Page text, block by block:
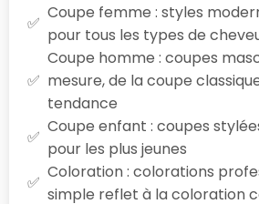
Coupe femme : styles
pour tous les types de
Coupe homme : coupes
mesure, de la coupe
tendance
Coupe enfant : coupes
pour les plus jeunes
Coloration : colorations
simple reflet à la coloration